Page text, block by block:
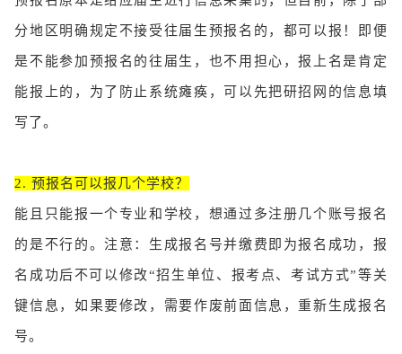
分地区明确规定不接受往届生预报名的，都可以报！即便
是不能参加预报名的往届生，也不用担心，报上名是肯定
能报上的，为了防止系统瘫痪，可以先把研招网 的信息填
写了。
2. 预报名可以报几个学校？
能且只能报一个专业和学校，想通过多注册几个账号报名
的是不行的。注意：生成报名号并缴费即为报名成功，报
名成功后不可以修改“招生单位、报考点、考试方式”等关
键信息，如果要修改，需要作废前面信息，重新生成报名
号。